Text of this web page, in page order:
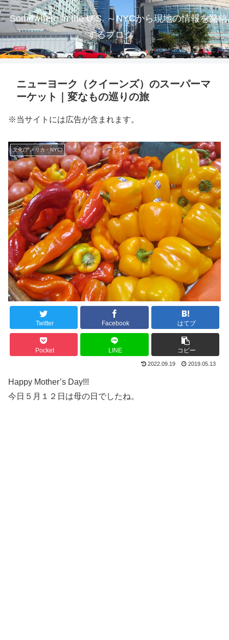
Somewhere in the U.S. ～NYCから現地の情報を発信
するブログ
ニューヨーク（クイーンズ）のスーパーマ
ーケット｜変なもの巡りの旅
※当サイトには広告が含まれます。
文化(アメリカ・NYC)
Twitter Facebook はてブ
Pocket LINE コピー
2022.09.19 2019.05.13
Happy Mother’s Day!!!
今日５月１２日は母の日でしたね。